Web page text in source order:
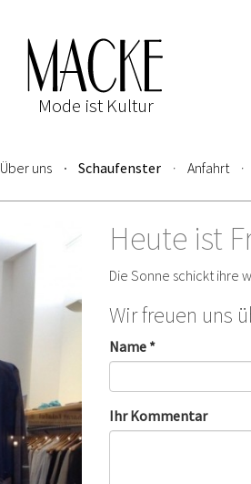
Mode ist Kultur
Über uns Schaufenster Anfahrt
Heute ist
Die Sonne schickt ihre
Wir freuen uns
Name *
Ihr Kommentar